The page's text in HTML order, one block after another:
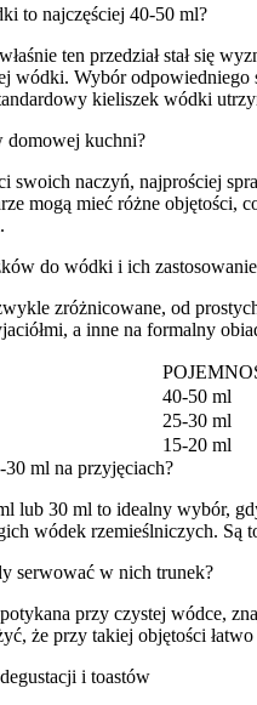
to najczęściej 40-50 ml?
ten przedział stał się
wódki. Wybór
kieliszek wódki
domowej kuchni?
swoich naczyń, najprościej
mogą mieć różne
do wódki i ich zastosowanie
zróżnicowane, od
a inne na formalny
40-50 ml
25-30 ml
15-20 ml
ml na przyjęciach?
lub 30 ml to idealny wybór,
wódek rzemieślniczych.
serwować w nich trunek?
przy czystej wódce,
że przy takiej objętości
i toastów